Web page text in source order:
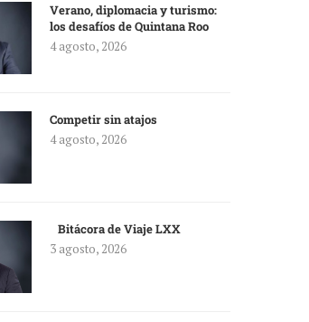
Verano, diplomacia y turismo:
los desafíos de Quintana Roo
4 agosto, 2026
Competir sin atajos
4 agosto, 2026
Bitácora de Viaje LXX
3 agosto, 2026